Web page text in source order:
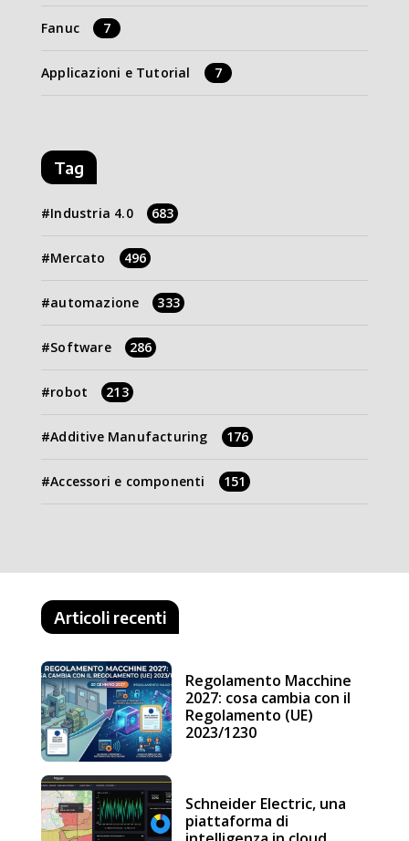
Fanuc 7
Applicazioni e Tutorial 7
Tag
Industria 4.0 683
Mercato 496
automazione 333
Software 286
robot 213
Additive Manufacturing 176
Accessori e componenti 151
Articoli recenti
Regolamento Macchine
2027: cosa cambia con il
Regolamento (UE)
2023/1230
Schneider Electric, una
piattaforma di